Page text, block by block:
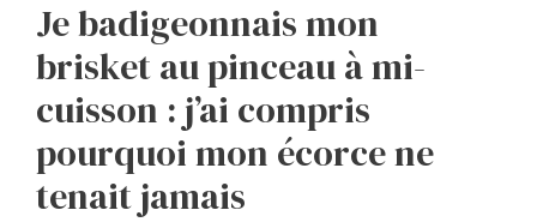
Je badigeonnais mon
brisket au pinceau à mi-
cuisson : j’ai compris
pourquoi mon écorce ne
tenait jamais